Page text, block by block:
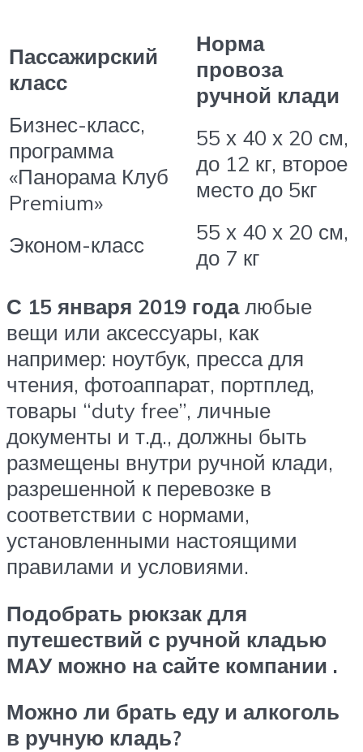
Пассажирский
класс
Норма
провоза
ручной клади
Бизнес-класс,
программа
«Панорама Клуб
Premium»
55 х 40 х 20 см,
до 12 кг, второе
место до 5кг
Эконом-класс
55 х 40 х 20 см,
до 7 кг
С 15 января 2019 годалюбые
вещи или аксессуары, как
например: ноутбук, пресса для
чтения, фотоаппарат, портплед,
товары “duty free”, личные
документы и т.д., должны быть
размещены внутри ручной клади,
разрешенной к перевозке в
соответствии с нормами,
установленными настоящими
правилами и условиями.
Подобрать рюкзак для
путешествий с ручной кладью
МАУ можно на сайте компании .
Можно ли брать еду и алкоголь
в ручную кладь?